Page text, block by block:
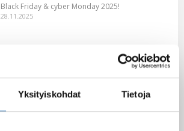
Yksityiskohdat Tietoja
Black Friday & cyber Monday 2025!
28.11.2025
Kevään uutuus tuotteet ovat nyt
10.03.2025